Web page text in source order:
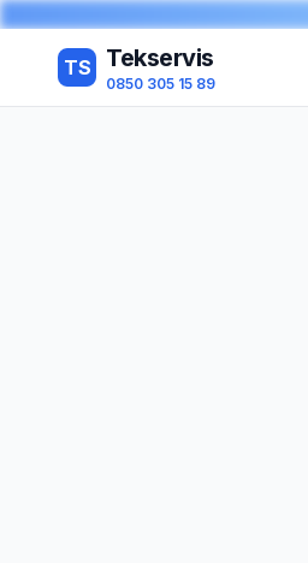
TS Tekservis
0850 305 15 89